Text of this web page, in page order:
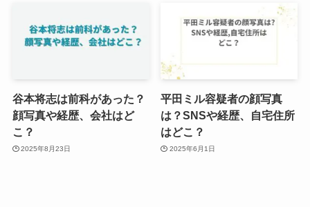
谷本将志は前科があった？
顔写真や経歴、会社はど
こ？
2025年8月23日
平田ミル容疑者の顔写真
は？SNSや経歴、自宅住所
はどこ？
2025年6月1日